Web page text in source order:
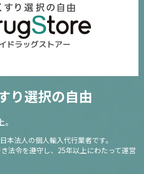
り選択の自由
本法人の個人輸入代行業者です。
法令を遵守し、 25年以上にわたって運営